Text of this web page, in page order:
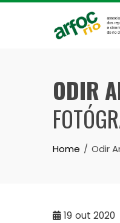
Skip
ODIR
Home Odir
19 out 2020